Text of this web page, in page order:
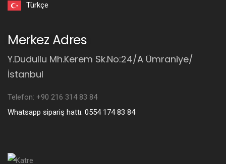
Merkez Adres
Y.Dudullu Mh.Kerem Sk.No:24/A Ümraniye/
İstanbul
Telefon: +90 216 314 83 84
Whatsapp sipariş hattı: 0554 174 83 84
Türkçe